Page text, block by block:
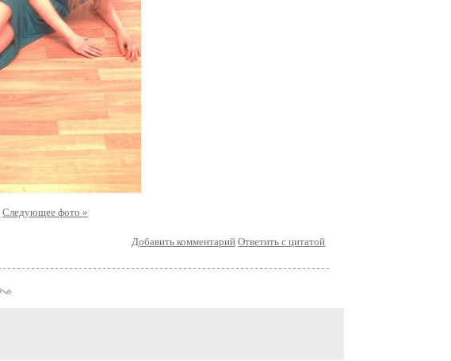
Следующее фото »
Добавить комментарий Ответить с цитатой